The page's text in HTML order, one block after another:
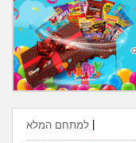
מה שעובר עליי
על הגוף
וכלכלה
בין הסדיניםלמתחם המלא